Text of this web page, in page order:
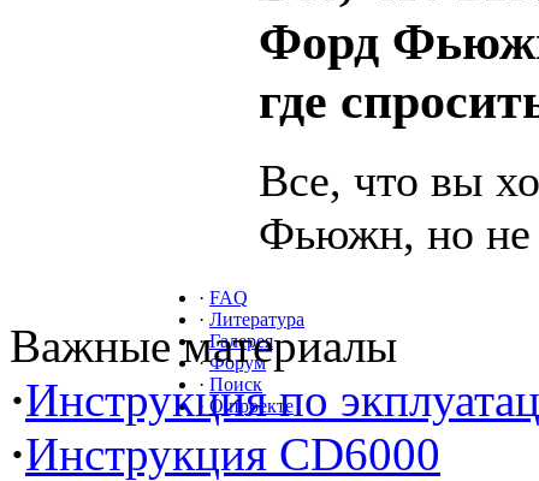
Форд
где
Все, что вы
Фьюжн, но не
· FAQ
· Литература
· Галерея
· Форум
· Поиск
· О проекте
Важные материалы
·Инструкция по
·Инструкция CD6000